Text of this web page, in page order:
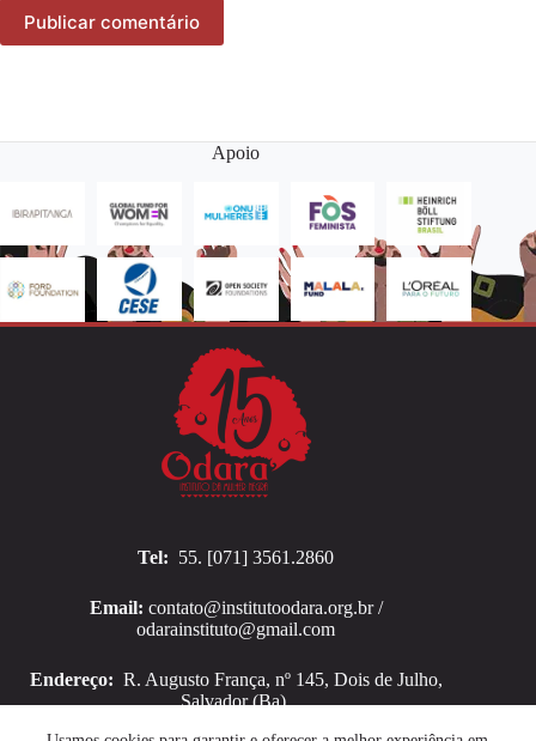
Publicar comentário
Apoio
Tel: 55. [071] 3561.2860
Email: contato@institutoodara.org.br /
odarainstituto@gmail.com
Endereço: R. Augusto França, nº 145, Dois de Julho,
Salvador (Ba).